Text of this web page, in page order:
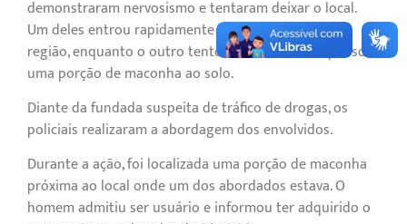
demonstraram nervosismo e tentaram deixar o local.
Um deles entrou rapidamente em um comércio da
região, enquanto o outro tentou se afastar e dispensou
uma porção de maconha ao solo.
Diante da fundada suspeita de tráfico de drogas, os
policiais realizaram a abordagem dos envolvidos.
Durante a ação, foi localizada uma porção de maconha
próxima ao local onde um dos abordados estava. O
homem admitiu ser usuário e informou ter adquirido o